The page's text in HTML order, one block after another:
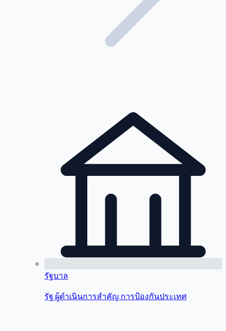
รัฐบาล
รัฐ ผู้ดำเนินการสำคัญ การป้องกันประเทศ